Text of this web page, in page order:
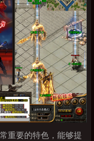
重要的特色，能够提